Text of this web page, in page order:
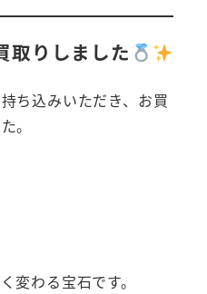
取りしました
ち込みいただき、お買
。
変わる宝石です。